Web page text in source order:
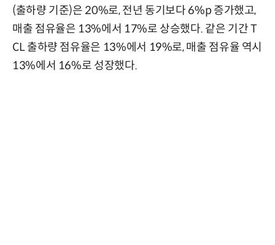
(출하량 기준)은 20%로, 전년 동기보다 6%p 증가했고,
매출 점유율은 13%에서 17%로 상승했다. 같은 기간 T
CL 출하량 점유율은 13%에서 19%로, 매출 점유율 역시
13%에서 16%로 성장했다.